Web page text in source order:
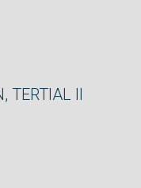
TERTIAL II